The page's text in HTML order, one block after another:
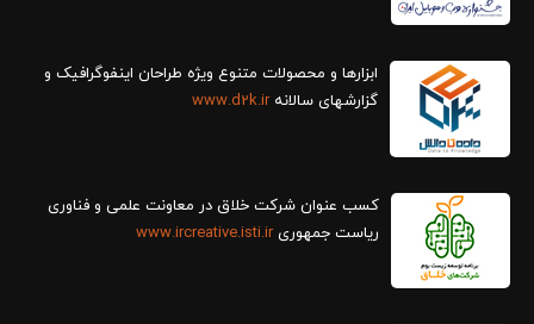
ابزارها و محصولات متنوع ویژه طراحان اینفوگرافیک و
گزارش‎های سالانه
www.d2k.ir
کسب عنوان شرکت خلاق در معاونت علمی و فناوری
ریاست جمهوریwww.ircreative.isti.ir